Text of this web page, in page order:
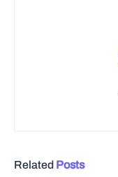
Related Posts